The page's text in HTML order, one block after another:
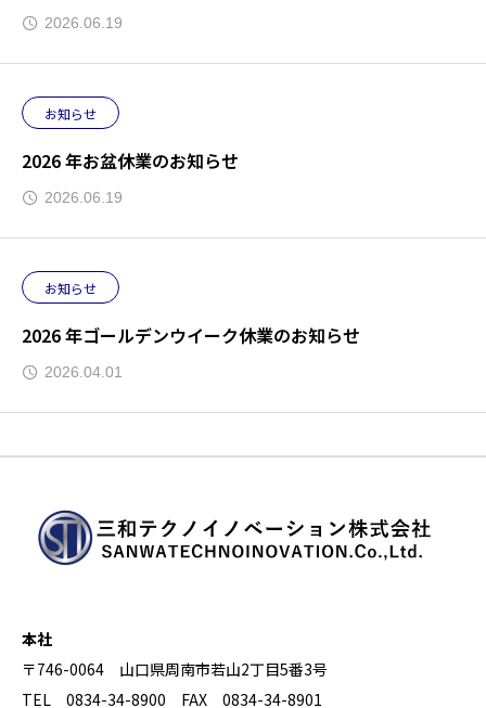
2026.06.19
お知らせ
2026 年お盆休業のお知らせ
2026.06.19
お知らせ
2026 年ゴールデンウイーク休業のお知らせ
2026.04.01
本社
〒746-0064 山口県周南市若山2丁目5番3号
TEL 0834-34-8900 FAX 0834-34-8901